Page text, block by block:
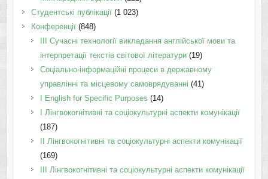
Студентські публікації(1 023)
Конференції(848)
III Сучасні технології викладання англійської мови та
інтерпретації текстів світової літератури(19)
Соціально-інформаційні процеси в державному
управлінні та місцевому самоврядуванні (41)
І English for Specific Purposes (14)
I Лінгвокогнітивні та соціокультурні аспекти комунікації
(187)
IІ Лінгвокогнітивні та соціокультурні аспекти комунікації
(169)
IІI Лінгвокогнітивні та соціокультурні аспекти комунікації